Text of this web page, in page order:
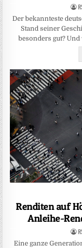
Der bekannteste
Stand seiner
besonders gut?
Renditen auf
Anleihe-
Eine ganze